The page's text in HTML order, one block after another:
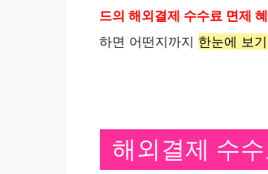
드의 해외결제 수수료 면제
하면 어떤지까지 한눈에 보
해외결제 수